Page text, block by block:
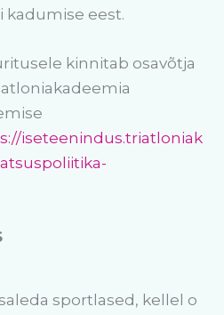
kadumise eest.
kinnitab osavõtja
iseteenindus.triatloniak
sportlased, kellel o